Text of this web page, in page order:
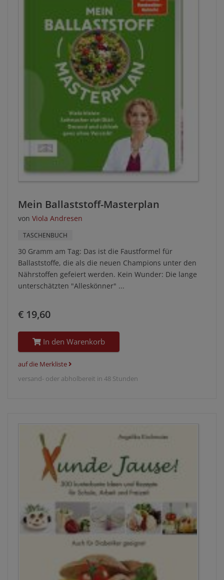
Mein Ballaststoff-Masterplan
von Viola Andresen
TASCHENBUCH
30 Gramm am Tag: Das ist die Faustformel für
Ballaststoffe, die als die neuen Champions unter den
Nährstoffen gefeiert werden. Kein Wunder: Die lange
unterschätzten "Alleskönner" ...
€ 19,60
In den Warenkorb
auf die Merkliste
versand- oder abholbereit in 48 Stunden